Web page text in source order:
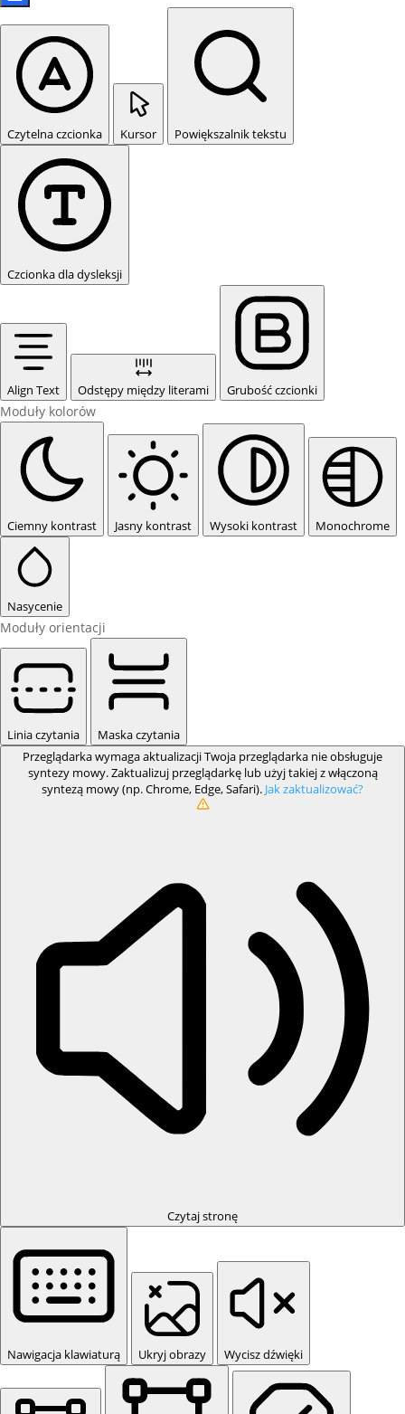
Czytelna czcionka Kursor Powiększalnik tekstu
Czcionka dla dysleksji
Align Text Odstępy między literami Grubość czcionki
Moduły kolorów
Ciemny kontrast Jasny kontrast Wysoki kontrast Monochrome
Nasycenie
Moduły orientacji
Linia czytania
Maska czytania
Przeglądarka wymaga aktualizacjiTwoja przeglądarka nie obsługuje
syntezy mowy. Zaktualizuj przeglądarkę lub użyj takiej z włączoną
syntezą mowy (np. Chrome, Edge, Safari). Jak zaktualizować?
Czytaj stronę
Nawigacja klawiaturą Ukryj obrazy Wycisz dźwięki